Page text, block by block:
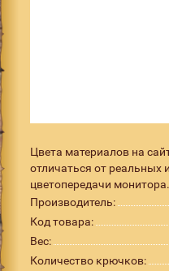
Цвета материалов на
отличаться от реальных
цветопередачи монитора.
Производитель:
Код товара:
Вес:
Количество крючков: